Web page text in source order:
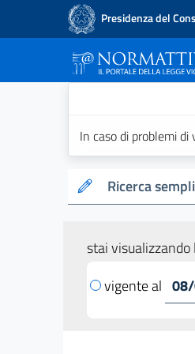
Presidenza del
In caso di problemi di
Ricerca
stai
vigente al